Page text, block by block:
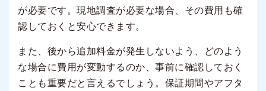
が必要です。現地調査が必要な場合、その費用も確
認しておくと安心できます。
また、後から追加料金が発生しないよう、どのよう
な場合に費用が変動するのか、事前に確認しておく
ことも重要だと言えるでしょう。保証期間やアフタ